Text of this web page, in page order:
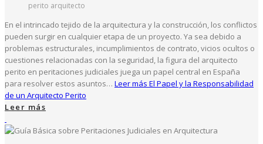
perito arquitecto
En el intrincado tejido de la arquitectura y la construcción, los conflictos
pueden surgir en cualquier etapa de un proyecto. Ya sea debido a
problemas estructurales, incumplimientos de contrato, vicios ocultos o
cuestiones relacionadas con la seguridad, la figura del arquitecto
perito en peritaciones judiciales juega un papel central en España
para resolver estos asuntos… Leer más El Papel y la Responsabilidad
de un Arquitecto Perito
Leer más